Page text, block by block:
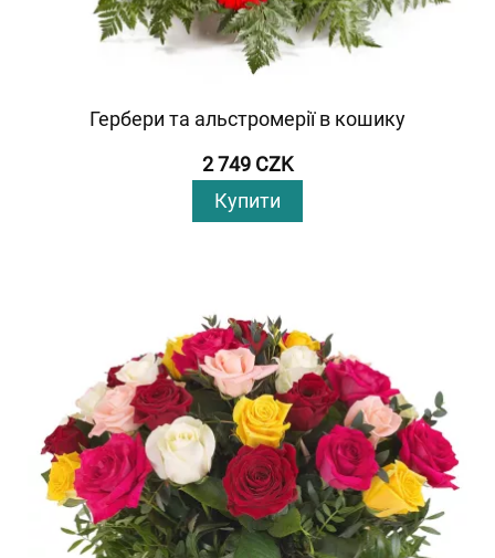
Гербери та альстромерії в кошику
2 749 CZK
Купити